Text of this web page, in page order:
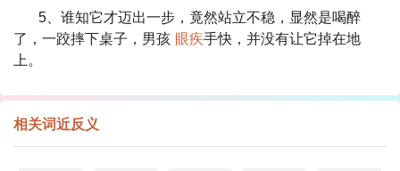
5、谁知它才迈出一步，竟然站立不稳，显然是喝醉
了，一跤摔下桌子，男孩 眼疾手快，并没有让它掉在地
上。
相关词近反义